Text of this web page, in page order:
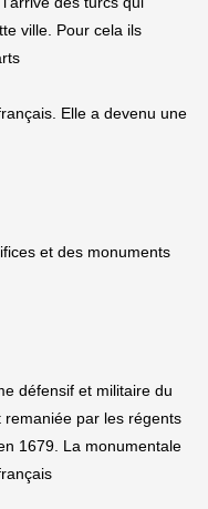
ville. Pour cela ils
Elle a devenu une
et des monuments
défensif et militaire du
par les régents
1679. La monumentale